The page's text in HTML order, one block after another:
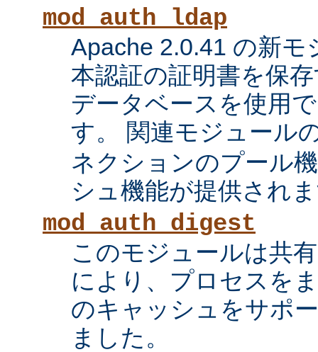
mod_auth_ldap
Apache 2.0.41 の新モ
本認証の証明書を保
データベースを使用
す。 関連モジュール
ネクションのプール
シュ機能が提供され
mod_auth_digest
このモジュールは共
により、プロセスを
のキャッシュをサポ
ました。